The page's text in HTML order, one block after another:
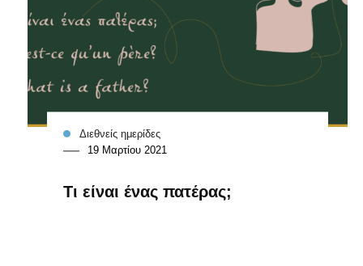
Διεθνείς ημερίδες
19 Μαρτίου 2021
Τι είναι ένας πατέρας;